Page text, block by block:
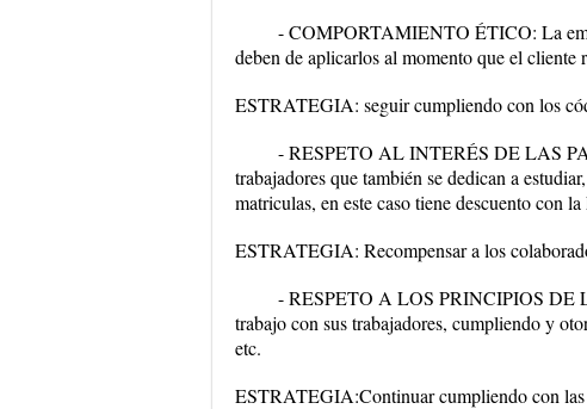
- COMPORTAMIENTO ÉTICO: La
deben de aplicarlos al momento que el
ESTRATEGIA: seguir cumpliendo con los
- RESPETO AL INTERÉS DE LAS
trabajadores que también se dedican a
matriculas, en este caso tiene descuento con
ESTRATEGIA: Recompensar a los
- RESPETO A LOS PRINCIPIOS DE
trabajo con sus trabajadores, cumpliendo y
etc.
ESTRATEGIA:Continuar cumpliendo con las